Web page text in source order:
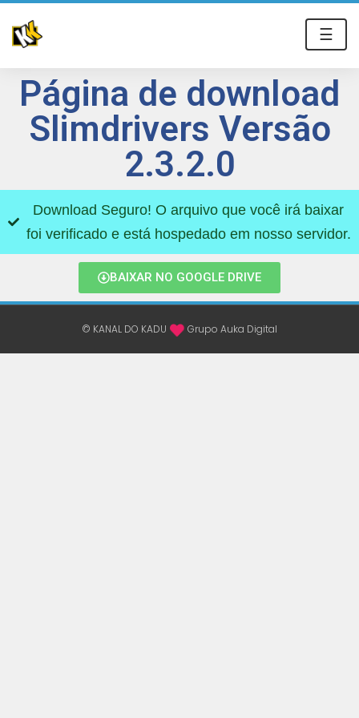
☰
Página de download
Slimdrivers Versão
2.3.2.0
Download Seguro! O arquivo que você irá baixar
foi verificado e está hospedado em nosso servidor.
BAIXAR NO GOOGLE DRIVE
© KANAL DO KADU Grupo Auka Digital